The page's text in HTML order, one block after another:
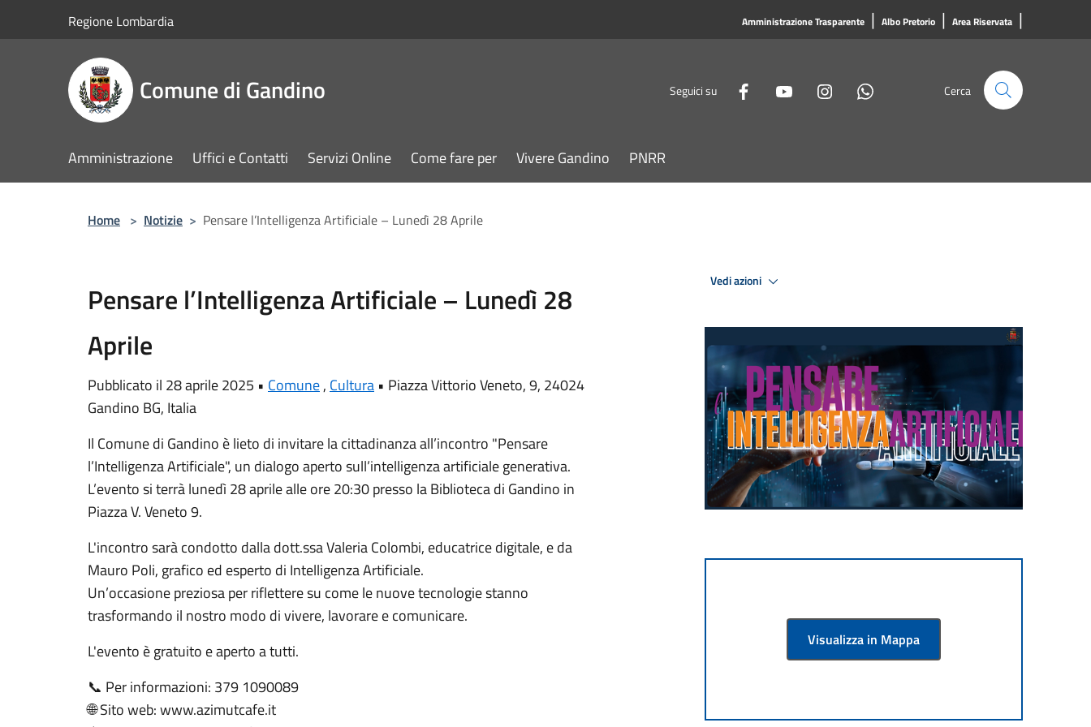
Regione Lombardia Amministrazione Trasparente | Albo Pretorio | Area Riservata |
Comune di Gandino Seguici su Cerca
Amministrazione Uffici e Contatti Servizi Online Come fare per Vivere Gandino PNRR
Home > Notizie > Pensare l’Intelligenza Artificiale – Lunedì 28 Aprile
Pensare l’Intelligenza Artificiale – Lunedì 28
Aprile
Pubblicato il 28 aprile 2025 • Comune, Cultura • Piazza Vittorio Veneto, 9, 24024
Gandino BG, Italia
Il Comune di Gandino è lieto di invitare la cittadinanza all’incontro "Pensare
l’Intelligenza Artificiale", un dialogo aperto sull’intelligenza artificiale generativa.
L’evento si terrà lunedì 28 aprile alle ore 20:30 presso la Biblioteca di Gandino in
Piazza V. Veneto 9.
L'incontro sarà condotto dalla dott.ssa Valeria Colombi, educatrice digitale, e da
Mauro Poli, grafico ed esperto di Intelligenza Artificiale.
Un’occasione preziosa per riflettere su come le nuove tecnologie stanno
trasformando il nostro modo di vivere, lavorare e comunicare.
L'evento è gratuito e aperto a tutti.
📞 Per informazioni: 379 1090089
🌐 Sito web: www.azimutcafe.it
Vedi azioni
Visualizza in Mappa